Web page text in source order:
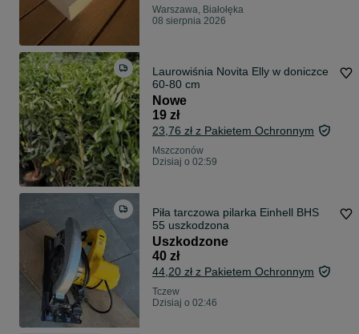
Warszawa, Białołęka
08 sierpnia 2026
Laurowiśnia Novita Elly w doniczce
60-80 cm
Nowe
19 zł
23,76 zł z Pakietem Ochronnym
Mszczonów
Dzisiaj o 02:59
Piła tarczowa pilarka Einhell BHS
55 uszkodzona
Uszkodzone
40 zł
44,20 zł z Pakietem Ochronnym
Tczew
Dzisiaj o 02:46